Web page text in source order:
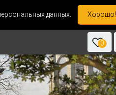
данных. Хорошо!
0